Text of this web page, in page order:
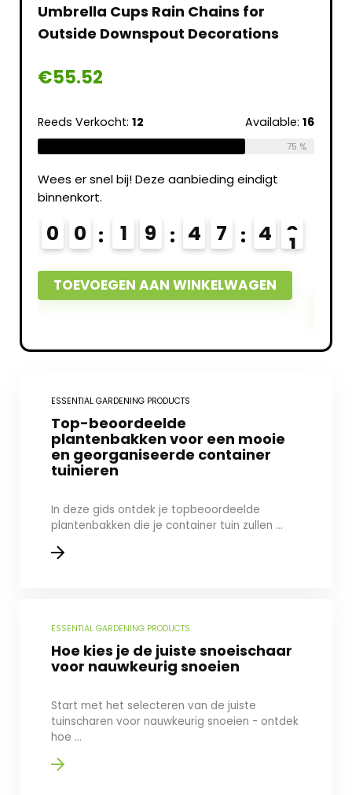
Umbrella Cups Rain Chains for
Outside Downspout Decorations
€55.52
Reeds Verkocht: 12 Available: 16
75 %
Wees er snel bij! Deze aanbieding eindigt
binnenkort.
0 0 1 9 4 7 4 0
TOEVOEGEN AAN WINKELWAGEN
ESSENTIAL GARDENING PRODUCTS
Top-beoordeelde
plantenbakken voor een mooie
en georganiseerde container
tuinieren
In deze gids ontdek je topbeoordeelde
plantenbakken die je container tuin zullen ...
ESSENTIAL GARDENING PRODUCTS
Hoe kies je de juiste snoeischaar
voor nauwkeurig snoeien
Start met het selecteren van de juiste
tuinscharen voor nauwkeurig snoeien - ontdek
hoe ...